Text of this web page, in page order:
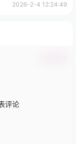
2026-2-4 12:24:49
评论